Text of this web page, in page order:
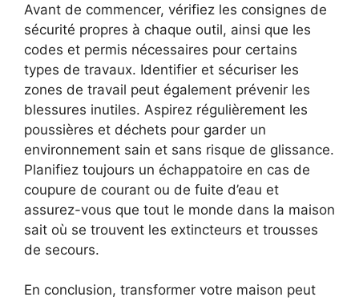
Avant de commencer, vérifiez les consignes de
sécurité propres à chaque outil, ainsi que les
codes et permis nécessaires pour certains
types de travaux. Identifier et sécuriser les
zones de travail peut également prévenir les
blessures inutiles. Aspirez régulièrement les
poussières et déchets pour garder un
environnement sain et sans risque de glissance.
Planifiez toujours un échappatoire en cas de
coupure de courant ou de fuite d’eau et
assurez-vous que tout le monde dans la maison
sait où se trouvent les extincteurs et trousses
de secours.
En conclusion, transformer votre maison peut